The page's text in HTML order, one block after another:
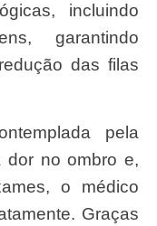
incluindo
garantindo
das filas
dor no ombro e,
o médico
Graças